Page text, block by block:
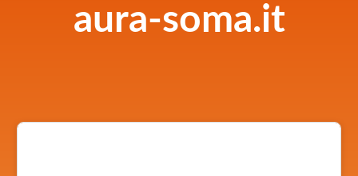
aura-soma.it